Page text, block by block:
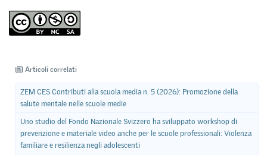
Articoli correlati
ZEM CES Contributi alla scuola media n. 5 (2026): Promozione della
salute mentale nelle scuole medie
Uno studio del Fondo Nazionale Svizzero ha sviluppato workshop di
prevenzione e materiale video anche per le scuole professionali: Violenza
familiare e resilienza negli adolescenti